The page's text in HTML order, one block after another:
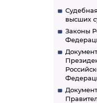
высших
Законы